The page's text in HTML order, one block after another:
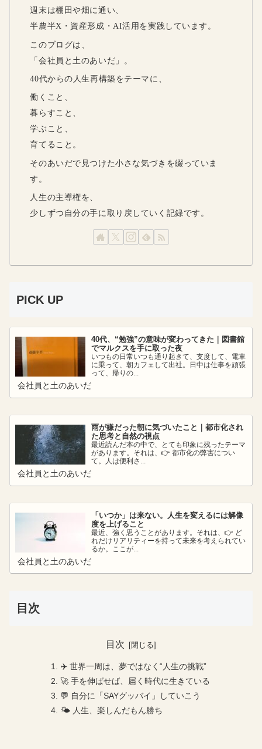
週末は棚田や畑に通い、
半農半X・資産形成・AI活用を実践しています。
このブログは、
「会社員と土のあいだ」。
40代からの人生再構築をテーマに、
働くこと、
暮らすこと、
学ぶこと、
育てること。
そのあいだで見つけた小さな気づきを綴っていま
す。
人生の主導権を、
少しずつ自分の手に取り戻していく記録です。
PICK UP
40代、“勉強”の意味が変わってきた｜図書館
でマルクスを手に取った夜
いつもの日常いつも通り起きて、支度して、電車
に乗って、朝カフェして出社。日中は仕事を頑張
って、帰りの...
会社員と土のあいだ
雨が嫌だった朝に気づいたこと｜都市化され
た思考と自然の視点
最近読んだ本の中で、とても印象に残ったテーマ
があります。それは、👉 都市化の弊害につい
て。人は便利さ...
会社員と土のあいだ
「いつか」は来ない。人生を変えるには解像
度を上げること
最近、強く思うことがあります。それは、👉 ど
れだけリアリティーを持って未来を考えられてい
るか。ここが...
会社員と土のあいだ
目次
目次
✈️ 世界一周は、夢ではなく“人生の挑戦”
🚀 手を伸ばせば、届く時代に生きている
💬 自分に「SAYグッバイ」していこう
🌤 人生、楽しんだもん勝ち